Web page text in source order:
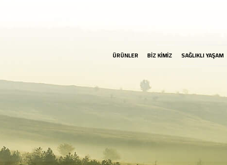
ÜRÜNLER BİZ KİMİZ SAĞLIKLI YAŞAM